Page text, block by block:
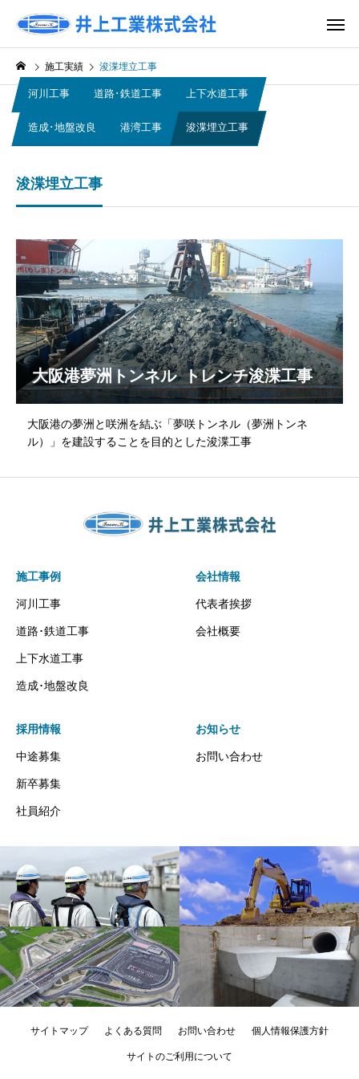
施工実績 浚渫埋立工事
河川工事 道路･鉄道工事 上下水道工事
造成･地盤改良 港湾工事 浚渫埋立工事
浚渫埋立工事
大阪港夢洲トンネル トレンチ浚渫工事
大阪港の夢洲と咲洲を結ぶ「夢咲トンネル（夢洲トンネ
ル）」を建設することを目的とした浚渫工事
施工事例
河川工事
道路･鉄道工事
上下水道工事
造成･地盤改良
会社情報
代表者挨拶
会社概要
採用情報
中途募集
新卒募集
社員紹介
お知らせ
お問い合わせ
サイトマップ よくある質問 お問い合わせ 個人情報保護方針
サイトのご利用について